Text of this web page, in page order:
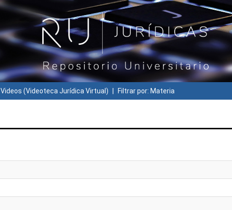
Videos (Videoteca Jurídica Virtual) Filtrar por: Materia